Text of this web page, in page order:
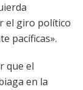
el giro político
pacíficas».
que el
en la